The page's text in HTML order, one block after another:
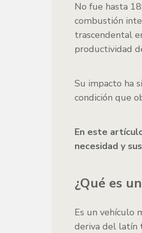
No fue hasta
combustión
trascendental
productividad
Su impacto ha
condición que
En este
necesidad y
¿Qué es
Es un vehículo
deriva del latín